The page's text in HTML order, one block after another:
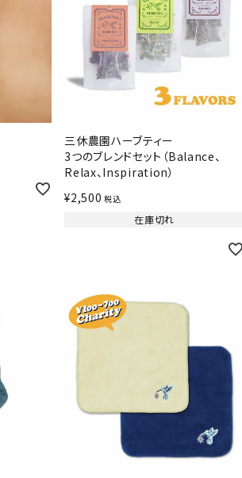
三休農園ハーブティー
3つのブレンドセット（Balance、
Relax、Inspiration）
¥2,500 税込
在庫切れ